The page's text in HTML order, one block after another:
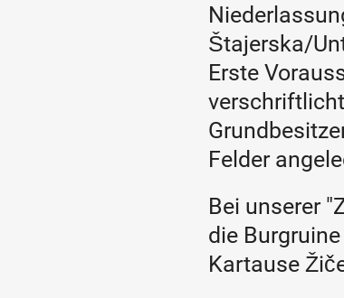
Štajerska/
Erste
Felder
Bei unserer
die
Kartause